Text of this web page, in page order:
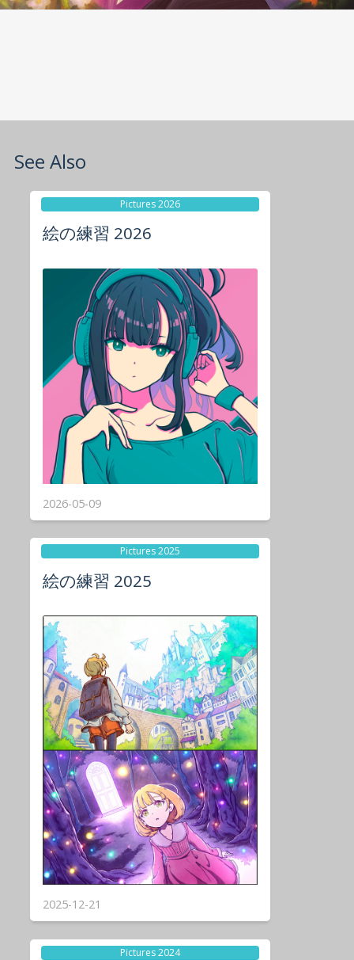
See Also
Pictures 2026
絵の練習 2026
2026-05-09
Pictures 2025
絵の練習 2025
2025-12-21
Pictures 2024